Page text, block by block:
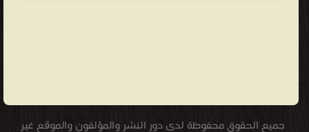
جميع الحقوق محفوظة لدى دور النشر والمؤلفون والموقع غير